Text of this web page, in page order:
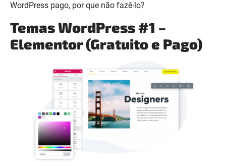
WordPress pago, por que não fazê-lo?
Temas WordPress #1 –
Elementor (Gratuito e Pago)